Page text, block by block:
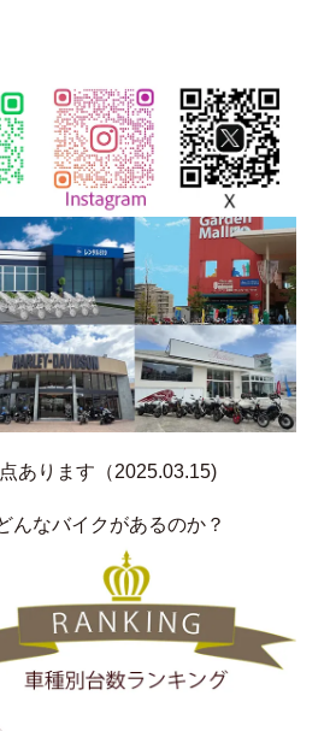
あります（2025.03.15)
んなバイクがあるのか？